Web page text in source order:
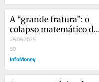
A “grande fratura”: o
colapso matemático da
China
29.09.2025
50
InfoMoney